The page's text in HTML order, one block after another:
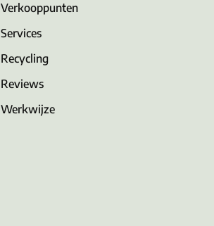
Verkooppunten
Services
Recycling
Reviews
Werkwijze